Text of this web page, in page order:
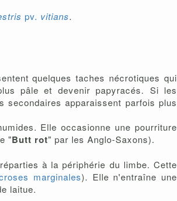
pv. vitians.
quelques taches nécrotiques qui
pâle et devenir papyracés. Si les
apparaissent parfois plus
Elle occasionne une pourriture
"Butt rot" par les Anglo-Saxons).
à la périphérie du limbe. Cette
marginales). Elle n'entraîne une
laitue.